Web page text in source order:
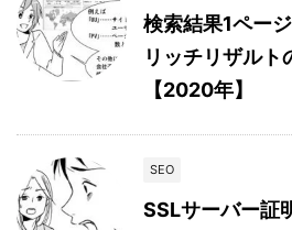
検索結果1ペー
リッチリザルト
【2020年】
SEO
SSLサーバー証